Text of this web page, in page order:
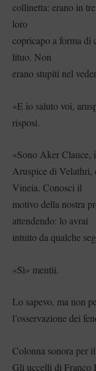
collinetta: erano in
loro
copricapo a forma di
lituo. Non
erano stupiti nel
«E io saluto voi,
risposi.
«Sono Aker Clauce,
Aruspice di Velathri,
Vineia. Conosci il
motivo della nostra
attendendo: lo avrai
intuito da qualche
«Sì» mentii.
Lo sapevo, ma non
l’osservazione dei
Colonna sonora per
Gli uccelli di Franco